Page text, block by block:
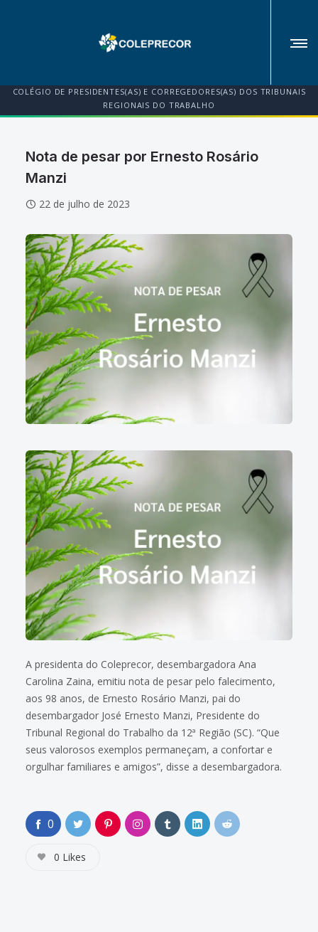
COLÉGIO DE PRESIDENTES(AS) E CORREGEDORES(AS) DOS TRIBUNAIS
REGIONAIS DO TRABALHO
Nota de pesar por Ernesto Rosário
Manzi
22 de julho de 2023
A presidenta do Coleprecor, desembargadora Ana
Carolina Zaina, emitiu nota de pesar pelo falecimento,
aos 98 anos, de Ernesto Rosário Manzi, pai do
desembargador José Ernesto Manzi, Presidente do
Tribunal Regional do Trabalho da 12ª Região (SC). “Que
seus valorosos exemplos permaneçam, a confortar e
orgulhar familiares e amigos”, disse a desembargadora.
0
0 Likes